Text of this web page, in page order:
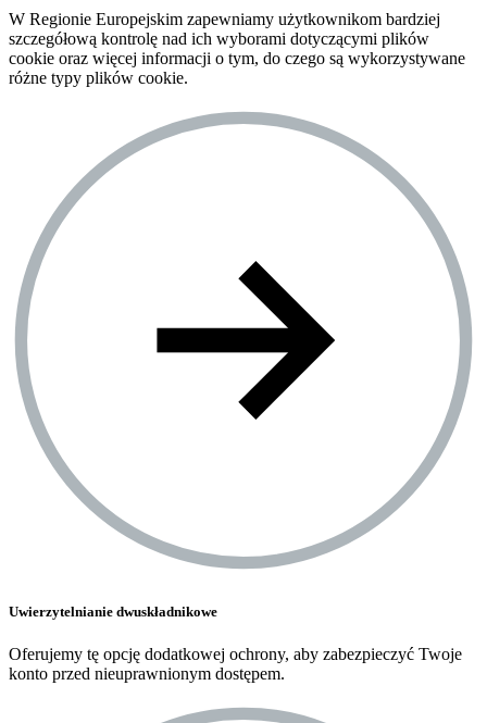
W Regionie Europejskim zapewniamy użytkownikom bardziej
szczegółową kontrolę nad ich wyborami dotyczącymi plików
cookie oraz więcej informacji o tym, do czego są wykorzystywane
różne typy plików cookie.
Uwierzytelnianie dwuskładnikowe
Oferujemy tę opcję dodatkowej ochrony, aby zabezpieczyć Twoje
konto przed nieuprawnionym dostępem.